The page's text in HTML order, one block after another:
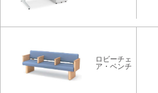
ロビーチェ
ア・ベンチ